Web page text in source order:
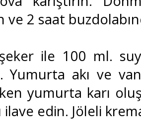
ve 2 saat
ile 100 ml.
Yumurta akı ve
yumurta karı
ilave edin. Jöleli